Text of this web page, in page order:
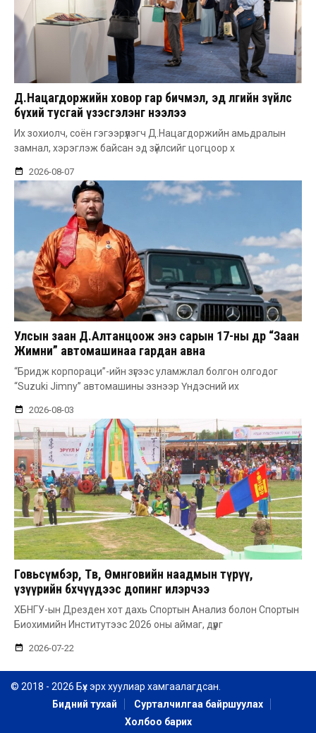
Д.Нацагдоржийн ховор гар бичмэл, эд өлгийн зүйлс
бүхий тусгай үзэсгэлэнг нээлээ
Их зохиолч, соён гэгээрүүлэгч Д.Нацагдоржийн амьдралын
замнал, хэрэглэж байсан эд зүйлсийг цогцоор х
2026-08-07
Улсын заан Д.Алтанцоож энэ сарын 17-ны өдөр “Заан
Жимни” автомашинаа гардан авна
“Бридж корпораци”-ийн зүгээс уламжлал болгон олгодог
“Suzuki Jimny” автомашины эзнээр Үндэсний их
2026-08-03
Говьсүмбэр, Төв, Өмнөговийн наадмын түрүү,
үзүүрийн бөхчүүдээс допинг илэрчээ
ХБНГУ-ын Дрезден хот дахь Спортын Анализ болон Спортын
Биохимийн Институтээс 2026 оны аймаг, дүүрг
2026-07-22
© 2018 - 2026 Бүх эрх хуулиар хамгаалагдсан.
Бидний тухай
Сурталчилгаа байршуулах
Холбоо барих